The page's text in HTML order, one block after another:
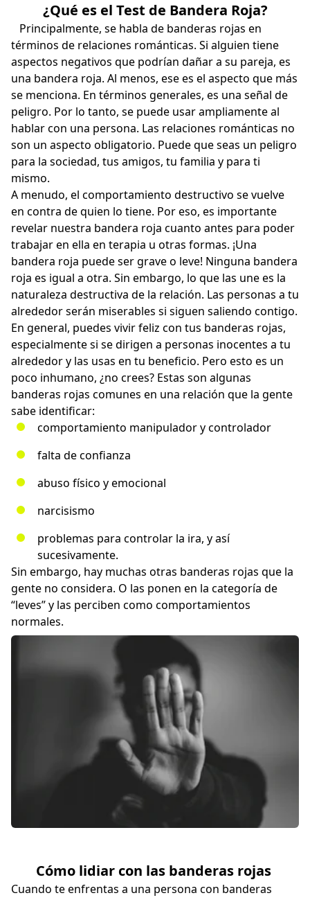
¿Qué es el Test de Bandera Roja?
Principalmente, se habla de banderas rojas en
términos de relaciones románticas. Si alguien tiene
aspectos negativos que podrían dañar a su pareja, es
una bandera roja. Al menos, ese es el aspecto que más
se menciona. En términos generales, es una señal de
peligro. Por lo tanto, se puede usar ampliamente al
hablar con una persona. Las relaciones románticas no
son un aspecto obligatorio. Puede que seas un peligro
para la sociedad, tus amigos, tu familia y para ti
mismo.
A menudo, el comportamiento destructivo se vuelve
en contra de quien lo tiene. Por eso, es importante
revelar nuestra bandera roja cuanto antes para poder
trabajar en ella en terapia u otras formas. ¡Una
bandera roja puede ser grave o leve! Ninguna bandera
roja es igual a otra. Sin embargo, lo que las une es la
naturaleza destructiva de la relación. Las personas a tu
alrededor serán miserables si siguen saliendo contigo.
En general, puedes vivir feliz con tus banderas rojas,
especialmente si se dirigen a personas inocentes a tu
alrededor y las usas en tu beneficio. Pero esto es un
poco inhumano, ¿no crees? Estas son algunas
banderas rojas comunes en una relación que la gente
sabe identificar:
comportamiento manipulador y controlador
falta de confianza
abuso físico y emocional
narcisismo
problemas para controlar la ira, y así
sucesivamente.
Sin embargo, hay muchas otras banderas rojas que la
gente no considera. O las ponen en la categoría de
“leves” y las perciben como comportamientos
normales.
Cómo lidiar con las banderas rojas
Cuando te enfrentas a una persona con banderas